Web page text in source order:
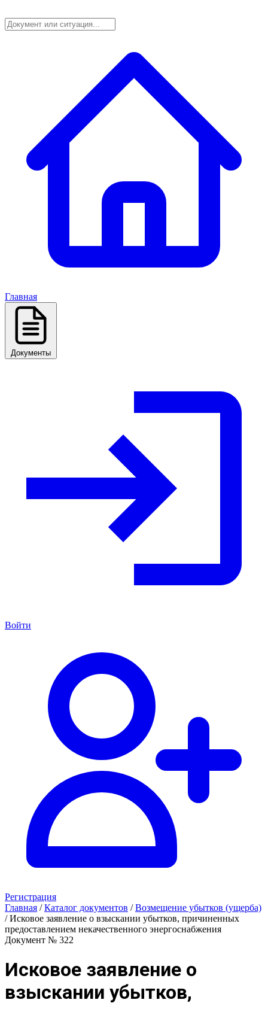
Главная
Документы
Войти
Регистрация
Главная / Каталог документов / Возмещение убытков (ущерба)
/ Исковое заявление о взыскании убытков, причиненных
предоставлением некачественного энергоснабжения
Документ № 322
Исковое заявление о
взыскании убытков,